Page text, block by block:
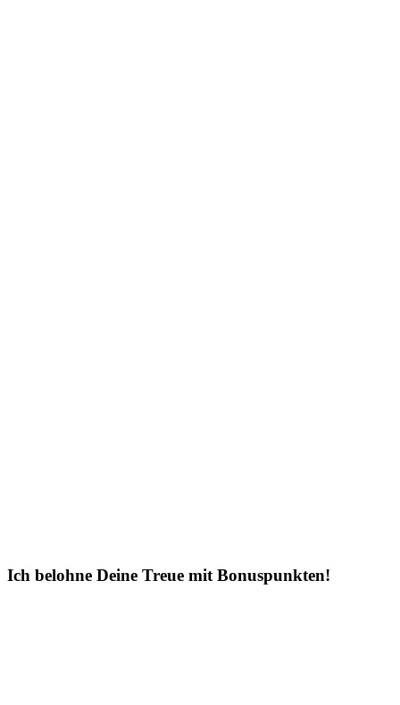
Ich belohne Deine Treue mit Bonuspunkten!